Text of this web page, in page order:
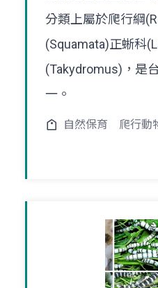
分類上屬於爬行綱
(Squamata)正蜥科
(Takydromus)，是
一。
自然保育 爬行動